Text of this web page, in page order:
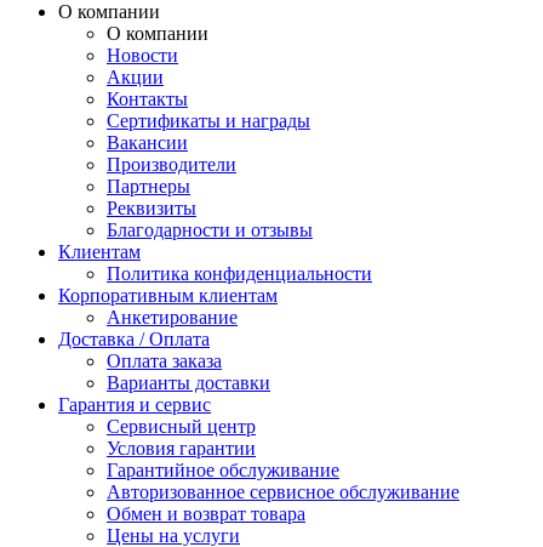
О компании
О компании
Новости
Акции
Контакты
Сертификаты и награды
Вакансии
Производители
Партнеры
Реквизиты
Благодарности и отзывы
Клиентам
Политика конфиденциальности
Корпоративным клиентам
Анкетирование
Доставка / Оплата
Оплата заказа
Варианты доставки
Гарантия и сервис
Сервисный центр
Условия гарантии
Гарантийное обслуживание
Авторизованное сервисное обслуживание
Обмен и возврат товара
Цены на услуги